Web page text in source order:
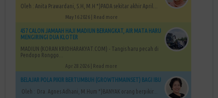
Oleh : Anita Prawardani, S.H, M.H *)PADA sekitar akhir April...
May 16 2026 | Read more
457 CALON JAMAAH HAJI MADIUN BERANGKAT, AIR MATA HARU
MENGIRINGI DUA KLOTER
MADIUN (KORAN KRIDHARAKYAT.COM) - Tangis haru pecah di
Pendopo Ronggo...
Apr 28 2026 | Read more
BELAJAR POLA PIKIR BERTUMBUH (GROWTHMAINSET) BAGI IBU
Oleh : Dra. Agnes Adhani, M.Hum *)BANYAK orang berpikir...